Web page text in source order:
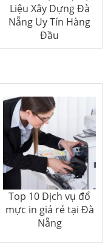
Liệu Xây Dựng Đà
Nẵng Uy Tín Hàng
Đầu
Top 10 Dịch vụ đổ
mực in giá rẻ tại Đà
Nẵng